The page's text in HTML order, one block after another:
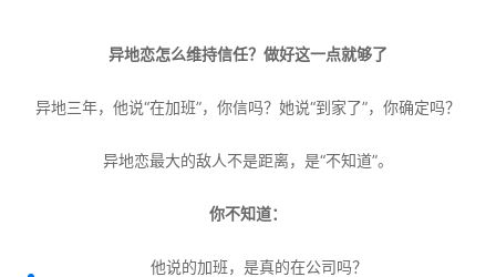
异地恋怎么维持信任？做好这一点就够了
异地三年，他说“在加班”，你信吗？她说“到家了”，你确定吗？
异地恋最大的敌人不是距离，是“不知道”。
你不知道：
他说的加班，是真的在公司吗？